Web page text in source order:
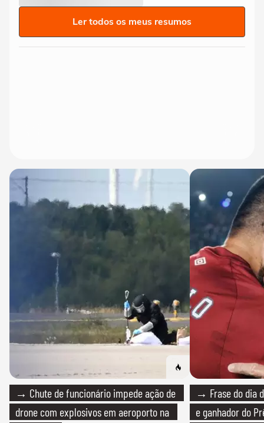
Ler todos os meus resumos
→ Chute de funcionário impede ação de
drone com explosivos em aeroporto na
→ Frase do dia
e ganhador do